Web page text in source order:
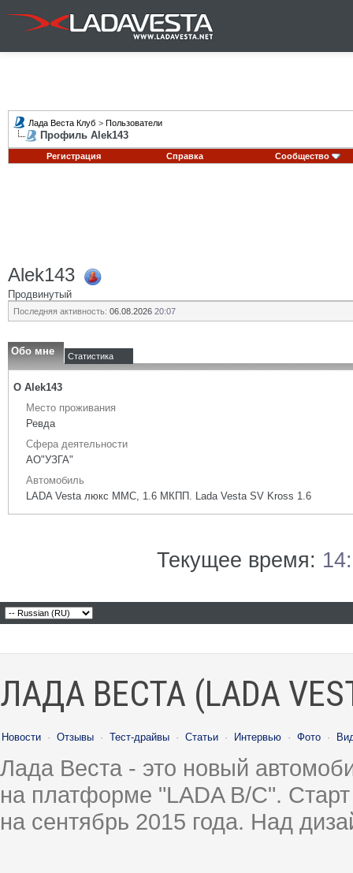
Лада Веста Клуб > Пользователи
Профиль Alek143
Регистрация Справка Сообщество
Alek143
Продвинутый
Последняя активность: 06.08.2026 20:07
Обо мне Статистика
О Alek143
Место проживания
Ревда
Сфера деятельности
АО"УЗГА"
Автомобиль
LADA Vesta люкс ММС, 1.6 МКПП. Lada Vesta SV Kross 1.6
Текущее время:
ЛАДА ВЕСТА (LADA
Новости · Отзывы · Тест-драйвы · Статьи · Интервью · Фото ·
Лада Веста - это новый
на платформе "LADA B/C".
на сентябрь 2015 года. Над